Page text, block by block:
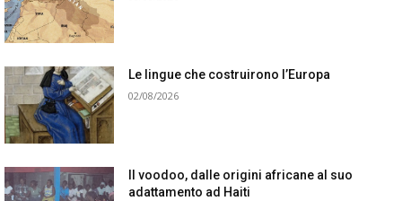
Le lingue che costruirono l’Europa
02/08/2026
Il voodoo, dalle origini africane al suo
adattamento ad Haiti